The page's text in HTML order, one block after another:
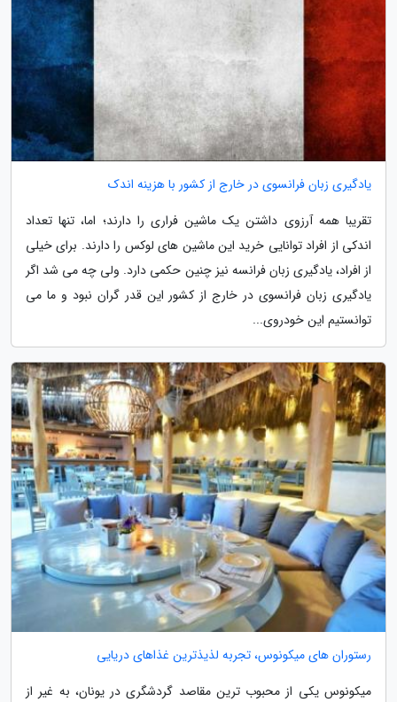
یادگیری زبان فرانسوی در خارج از کشور با هزینه اندک
تقریبا همه آرزوی داشتن یک ماشین فراری را دارند؛ اما، تنها تعداد
اندکی از افراد توانایی خرید این ماشین های لوکس را دارند. برای خیلی
از افراد، یادگیری زبان فرانسه نیز چنین حکمی دارد. ولی چه می شد اگر
یادگیری زبان فرانسوی در خارج از کشور این قدر گران نبود و ما می
توانستیم این خودروی...
رستوران های میکونوس، تجربه لذیذترین غذاهای دریایی
میکونوس یکی از محبوب ترین مقاصد گردشگری در یونان، به غیر از